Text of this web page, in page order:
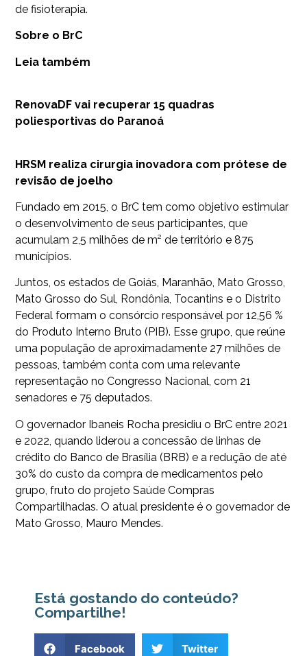
de fisioterapia.
Sobre o BrC
Leia também
RenovaDF vai recuperar 15 quadras
poliesportivas do Paranoá
HRSM realiza cirurgia inovadora com prótese de
revisão de joelho
Fundado em 2015, o BrC tem como objetivo estimular
o desenvolvimento de seus participantes, que
acumulam 2,5 milhões de m² de território e 875
municípios.
Juntos, os estados de Goiás, Maranhão, Mato Grosso,
Mato Grosso do Sul, Rondônia, Tocantins e o Distrito
Federal formam o consórcio responsável por 12,56 %
do Produto Interno Bruto (PIB). Esse grupo, que reúne
uma população de aproximadamente 27 milhões de
pessoas, também conta com uma relevante
representação no Congresso Nacional, com 21
senadores e 75 deputados.
O governador Ibaneis Rocha presidiu o BrC entre 2021
e 2022, quando liderou a concessão de linhas de
crédito do Banco de Brasília (BRB) e a redução de até
30% do custo da compra de medicamentos pelo
grupo, fruto do projeto Saúde Compras
Compartilhadas. O atual presidente é o governador de
Mato Grosso, Mauro Mendes.
Está gostando do conteúdo?
Compartilhe!
Facebook Twitter